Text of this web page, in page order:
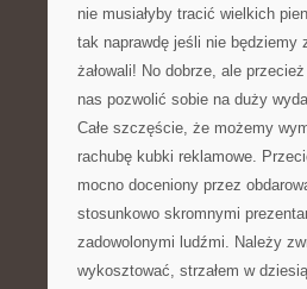
nie musiałyby tracić wielkich
tak naprawdę jeśli nie będziemy
żałowali! No dobrze, ale
nas pozwolić sobie na duży
Całe szczęście, że możemy
rachubę kubki reklamowe.
mocno doceniony przez
stosunkowo skromnymi
zadowolonymi ludźmi. Należy
wykosztować, strzałem w